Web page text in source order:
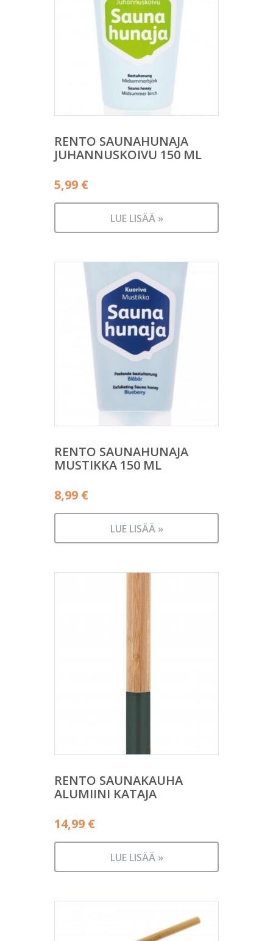
RENTO SAUNAHUNAJA
JUHANNUSKOIVU 150 ML
5,99 €
LUE LISÄÄ »
RENTO SAUNAHUNAJA
MUSTIKKA 150 ML
8,99 €
LUE LISÄÄ »
RENTO SAUNAKAUHA
ALUMIINI KATAJA
14,99 €
LUE LISÄÄ »